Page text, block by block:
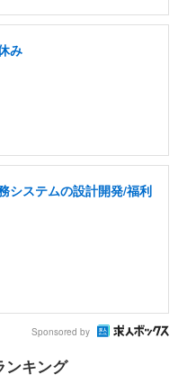
み
システムの設計開発/福利
Sponsored by
ンキング